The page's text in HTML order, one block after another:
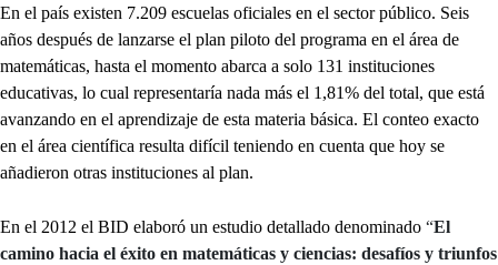
En el país existen 7.209 escuelas oficiales en el sector público. Seis
años después de lanzarse el plan piloto del programa en el área de
matemáticas, hasta el momento abarca a solo 131 instituciones
educativas, lo cual representaría nada más el 1,81% del total, que está
avanzando en el aprendizaje de esta materia básica. El conteo exacto
en el área científica resulta difícil teniendo en cuenta que hoy se
añadieron otras instituciones al plan.
En el 2012 el BID elaboró un estudio detallado denominado “El
camino hacia el éxito en matemáticas y ciencias: desafíos y triunfos